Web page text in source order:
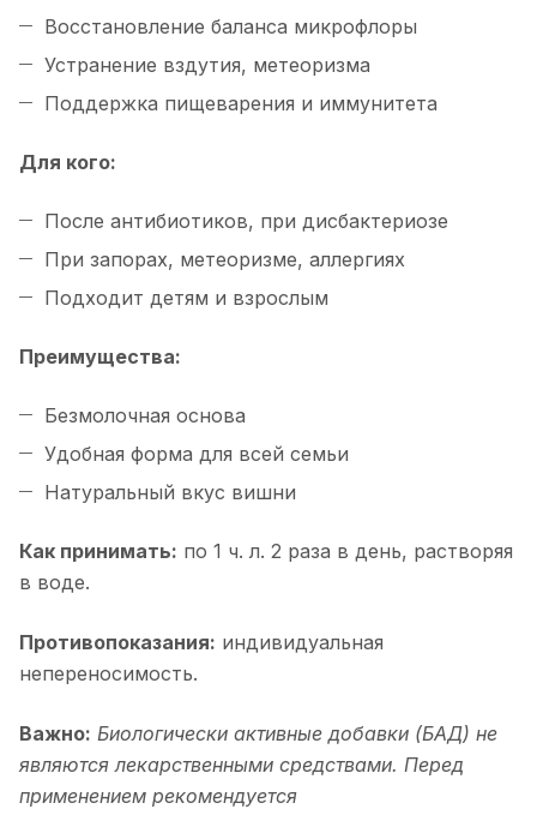
Восстановление баланса микрофлоры
Устранение вздутия, метеоризма
Поддержка пищеварения и иммунитета
Для кого:
После антибиотиков, при дисбактериозе
При запорах, метеоризме, аллергиях
Подходит детям и взрослым
Преимущества:
Безмолочная основа
Удобная форма для всей семьи
Натуральный вкус вишни
Как принимать: по 1 ч. л. 2 раза в день, растворяя
в воде.
Противопоказания: индивидуальная
непереносимость.
Важно: Биологически активные добавки (БАД) не
являются лекарственными средствами. Перед
применением рекомендуется